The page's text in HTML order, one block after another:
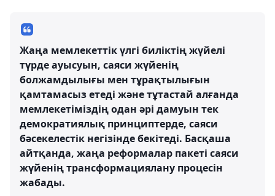
Жаңа мемлекеттік үлгі биліктің жүйелі
түрде ауысуын, саяси жүйенің
болжамдылығы мен тұрақтылығын
қамтамасыз етеді және тұтастай алғанда
мемлекетіміздің одан әрі дамуын тек
демократиялық принциптерде, саяси
бәсекелестік негізінде бекітеді. Басқаша
айтқанда, жаңа реформалар пакеті саяси
жүйенің трансформациялану процесін
жабады.